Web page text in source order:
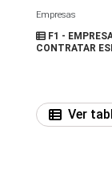
Empresas
F1 -
CONTRATAR
Ver